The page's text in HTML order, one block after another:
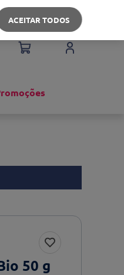
Apoio ao cliente
50 g
ACEITAR TODOS